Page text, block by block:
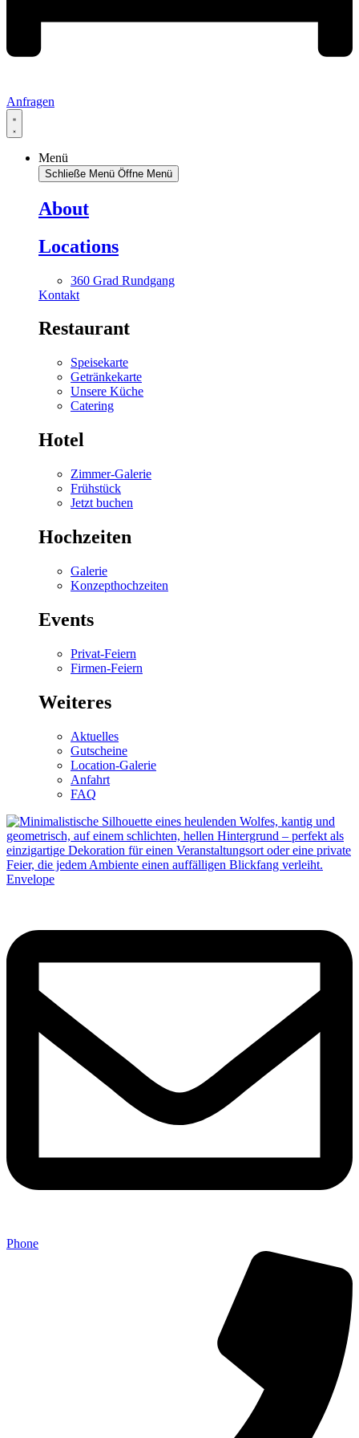
Anfragen
Menü
Schließe Menü Öffne Menü
About
Locations
360 Grad Rundgang
Kontakt
Restaurant
Speisekarte
Getränkekarte
Unsere Küche
Catering
Hotel
Zimmer-Galerie
Frühstück
Jetzt buchen
Hochzeiten
Galerie
Konzepthochzeiten
Events
Privat-Feiern
Firmen-Feiern
Weiteres
Aktuelles
Gutscheine
Location-Galerie
Anfahrt
FAQ
Envelope
Phone